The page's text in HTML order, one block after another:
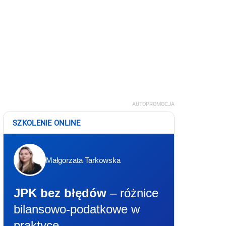
AUTOPROMOCJA
SZKOLENIE ONLINE
Małgorzata Tarkowska
JPK bez błędów – różnice
bilansowo-podatkowe w